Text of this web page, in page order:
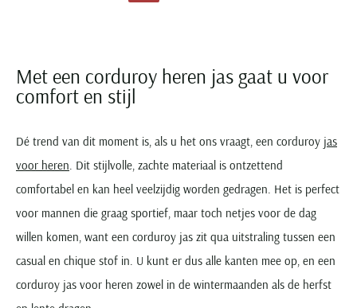
Populaire materialen
Denim overhemden
Groene polo heren
Ralph Lauren Slim Fit polo
Ralph Lauren Custom Fit polo
Lacoste Slim Fit polo
Fleece trui
Grote maten truien
Grote maten vesten
Grote maten truien & vesten
Grote maten specialist
Grote maten broeken
Grote maten herenmode
Broeken slim fit
Model jas
Gewatteerde jassen
Parka jassen
Mantel jassen
Regenjassen
Bomber jacks
Windjacks
Softshell jassen
Pierre Cardin
Polo Ralph Lauren
PME Legend
Profuomo
Roy Robson
Met een corduroy heren jas gaat u voor
comfort en stijl
Dé trend van dit moment is, als u het ons vraagt, een corduroy jas
voor heren . Dit stijlvolle, zachte materiaal is ontzettend
comfortabel en kan heel veelzijdig worden gedragen. Het is perfect
voor mannen die graag sportief, maar toch netjes voor de dag
willen komen, want een corduroy jas zit qua uitstraling tussen een
casual en chique stof in. U kunt er dus alle kanten mee op, en een
corduroy jas voor heren zowel in de wintermaanden als de herfst